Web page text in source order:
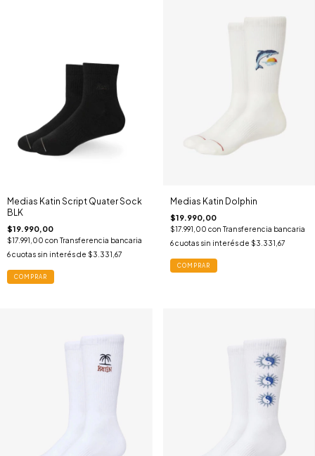
Medias Katin Script Quater Sock
BLK
$19.990,00
$17.991,00 con Transferencia bancaria
6cuotas sin interés de $3.331,67
COMPRAR
Medias Katin Dolphin
$19.990,00
$17.991,00 con Transferencia bancaria
6 cuotas sin interés de $3.331,67
COMPRAR